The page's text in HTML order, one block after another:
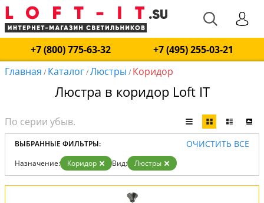
+7 (800) 775-63-32
+7 (495) 255-03-21
Главная / Каталог/Люстры / Коридор
Люстра в коридор Loft IT
ВЫБРАННЫЕ ФИЛЬТРЫ: ОЧИСТИТЬ ВСЕ
Назначение: Коридор Вид: Люстры